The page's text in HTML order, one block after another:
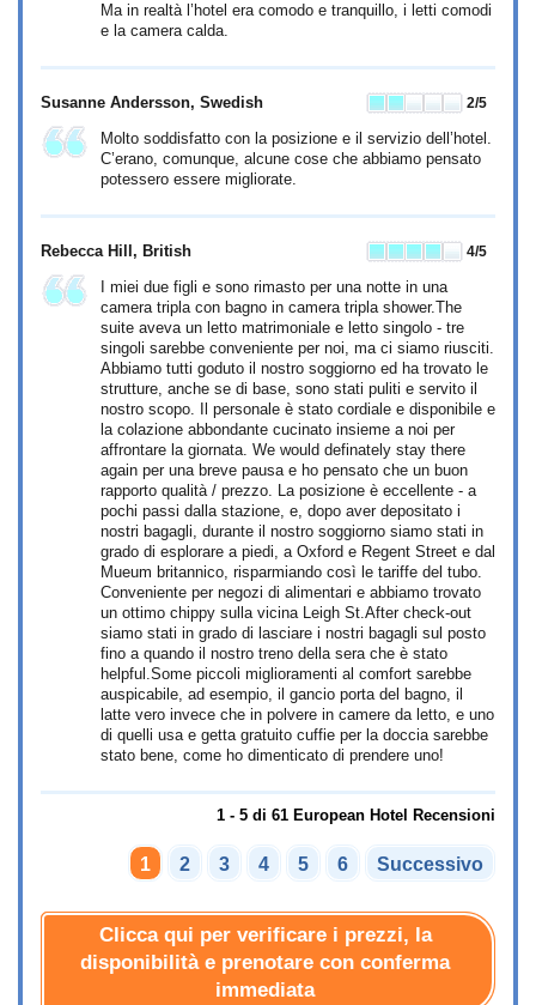
Ma in realtà l’hotel era comodo e tranquillo, i letti comodi
e la camera calda.
Susanne Andersson, Swedish 2/5
Molto soddisfatto con la posizione e il servizio dell’hotel.
C’erano, comunque, alcune cose che abbiamo pensato
potessero essere migliorate.
Rebecca Hill , British 4/5
I miei due figli e sono rimasto per una notte in una
camera tripla con bagno in camera tripla shower.The
suite aveva un letto matrimoniale e letto singolo - tre
singoli sarebbe conveniente per noi, ma ci siamo riusciti.
Abbiamo tutti goduto il nostro soggiorno ed ha trovato le
strutture, anche se di base, sono stati puliti e servito il
nostro scopo. Il personale è stato cordiale e disponibile e
la colazione abbondante cucinato insieme a noi per
affrontare la giornata. We would definately stay there
again per una breve pausa e ho pensato che un buon
rapporto qualità / prezzo. La posizione è eccellente - a
pochi passi dalla stazione, e, dopo aver depositato i
nostri bagagli, durante il nostro soggiorno siamo stati in
grado di esplorare a piedi, a Oxford e Regent Street e dal
Mueum britannico, risparmiando così le tariffe del tubo.
Conveniente per negozi di alimentari e abbiamo trovato
un ottimo chippy sulla vicina Leigh St.After check-out
siamo stati in grado di lasciare i nostri bagagli sul posto
fino a quando il nostro treno della sera che è stato
helpful.Some piccoli miglioramenti al comfort sarebbe
auspicabile, ad esempio, il gancio porta del bagno, il
latte vero invece che in polvere in camere da letto, e uno
di quelli usa e getta gratuito cuffie per la doccia sarebbe
stato bene, come ho dimenticato di prendere uno!
1 - 5 di 61 European Hotel Recensioni
1 2 3 4 5 6 Successivo
Clicca qui per verificare i prezzi, la
disponibilità e prenotare con conferma
immediata